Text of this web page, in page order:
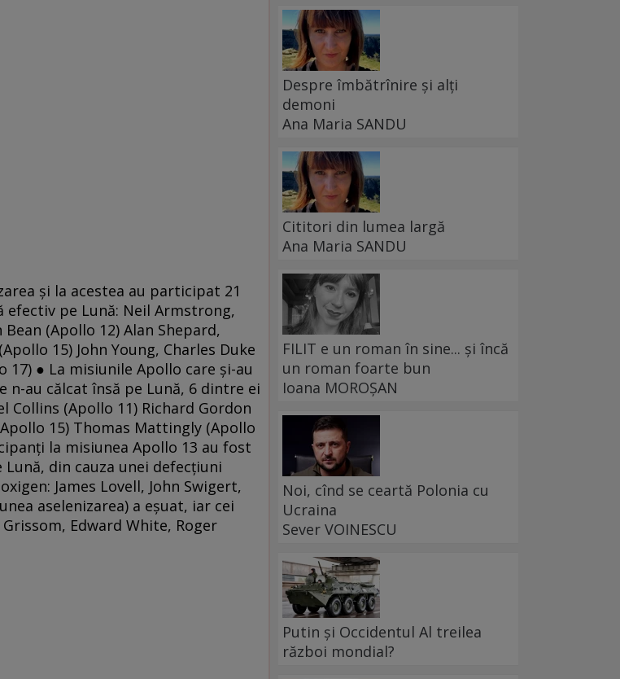
şi la acestea au participat 21
pe Lună: Neil Armstrong,
(Apollo 12) Alan Shepard,
15) John Young, Charles Duke
17) ● La misiunile Apollo care şi-au
au călcat însă pe Lună, 6 dintre ei
Collins (Apollo 11) Richard Gordon
15) Thomas Mattingly (Apollo
la misiunea Apollo 13 au fost
din cauza unei defecţiuni
James Lovell, John Swigert,
aselenizarea) a eşuat, iar cei
Edward White, Roger
Despre îmbătrînire și alți
demoni
Ana Maria SANDU
Cititori din lumea largă
Ana Maria SANDU
FILIT e un roman în sine... și încă
un roman foarte bun
Ioana MOROȘAN
Noi, cînd se ceartă Polonia cu
Ucraina
Sever VOINESCU
Putin și Occidentul Al treilea
război mondial?